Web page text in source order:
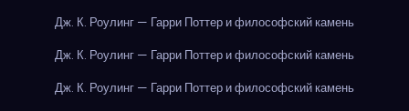
Дж. К. Роулинг — Гарри Поттер и философский камень
Дж. К. Роулинг — Гарри Поттер и философский камень
Дж. К. Роулинг — Гарри Поттер и философский камень